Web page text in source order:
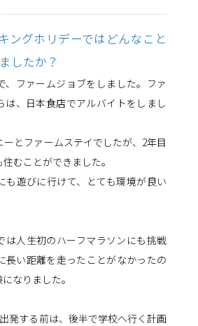
ングホリデーではどんなこと
したか？
、ファームジョブをしました。ファ
は、日本食店でアルバイトをしまし
とファームステイでしたが、2年目
むことができました。
も遊びに行けて、とても環境が良い
は人生初のハーフマラソンにも挑戦
長い距離を走ったことがなかったの
なりました。
発する前は、後半で学校へ行く計画